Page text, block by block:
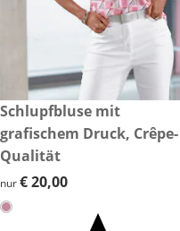
€ 20,00
Schlupfbluse mit
grafischem Druck, Crêpe-
Qualität
€ 20,00
nur€ 20,00